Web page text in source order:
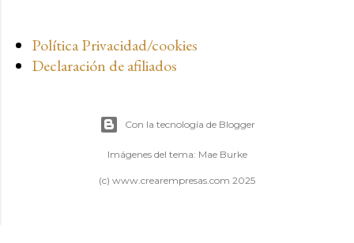
Política Privacidad/cookies
Declaración de afiliados
Con la tecnología de Blogger
Imágenes del tema: Mae Burke
(c) www.crearempresas.com 2025